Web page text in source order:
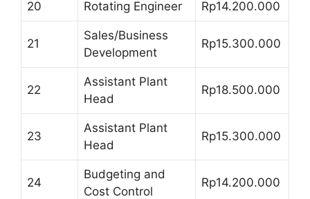
20 Rotating Engineer Rp14.200.000
21
Sales/Business
Development
Rp15.300.000
22
Assistant Plant
Head
Rp18.500.000
23
Assistant Plant
Head
Rp15.300.000
24
Budgeting and
Cost Control
Rp14.200.000